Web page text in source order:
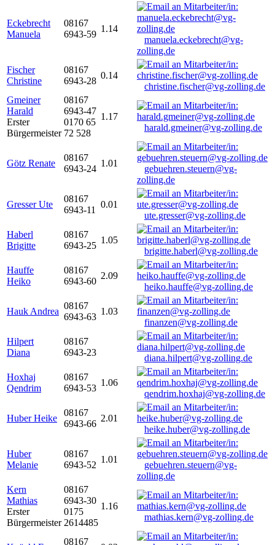
Eckebrecht
Manuela
08167
6943-59
1.14
manuela.eckebrecht@vg-
zolling.de
Fischer
Christine
08167
6943-28
0.14
christine.fischer@vg-zolling.de
Gmeiner
Harald
Erster
Bürgermeister
08167
6943-47
0170 65
72 528
1.17
harald.gmeiner@vg-zolling.de
Götz Renate
08167
6943-24
1.01
gebuehren.steuern@vg-
zolling.de
Gresser Ute
08167
6943-11
0.01
ute.gresser@vg-zolling.de
Haberl
Brigitte
08167
6943-25
1.05
brigitte.haberl@vg-zolling.de
Hauffe
Heiko
08167
6943-60
2.09
heiko.hauffe@vg-zolling.de
Hauk Andrea
08167
6943-63
1.03
finanzen@vg-zolling.de
Hilpert
Diana
08167
6943-23
diana.hilpert@vg-zolling.de
Hoxhaj
Qendrim
08167
6943-53
1.06
qendrim.hoxhaj@vg-zolling.de
Huber Heike
08167
6943-66
2.01
heike.huber@vg-zolling.de
Huber
Melanie
08167
6943-52
1.01
gebuehren.steuern@vg-
zolling.de
Kern
Mathias
Erster
Bürgermeister
08167
6943-30
0175
2614485
1.16
mathias.kern@vg-zolling.de
08167